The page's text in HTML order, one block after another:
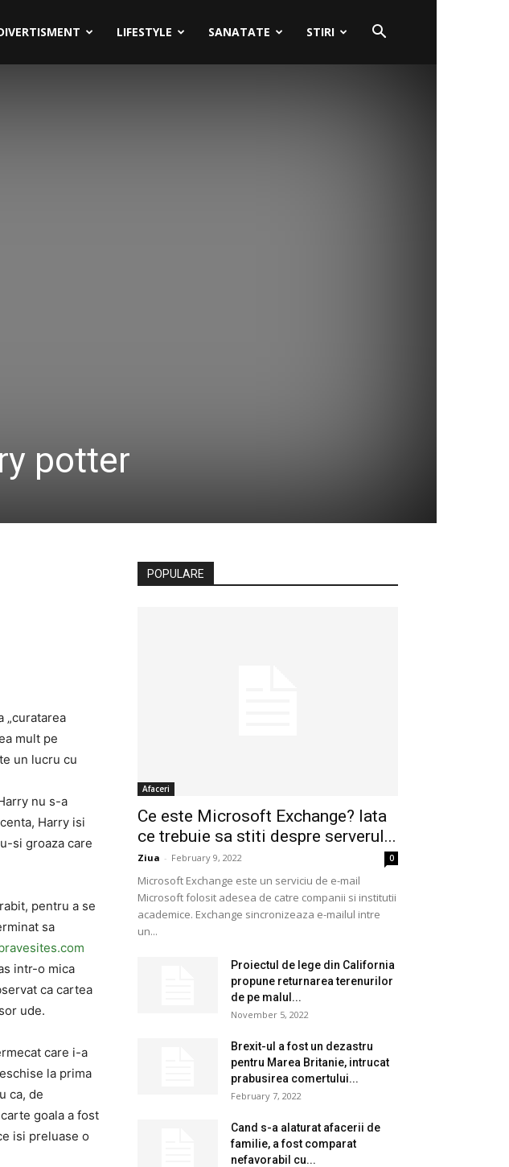
LIFESTYLE SANATATE STIRI
potter
„curatarea
mult pe
un lucru cu
nu s-a
Harry isi
si groaza care
pentru a se
sa
intr-o mica
ca cartea
ude.
care i-a
la prima
ca, de
goala a fost
isi preluase o
POPULARE
Afaceri
Ce este Microsoft Exchange? Iata
ce trebuie sa stiti despre serverul...
Ziua - February 9, 2022 0
Microsoft Exchange este un serviciu de e-mail
Microsoft folosit adesea de catre companii si institutii
academice. Exchange sincronizeaza e-mailul intre
un...
Proiectul de lege din California
propune returnarea terenurilor
de pe malul...
November 5, 2022
Brexit-ul a fost un dezastru
pentru Marea Britanie, intrucat
prabusirea comertului...
February 7, 2022
Cand s-a alaturat afacerii de
familie, a fost comparat
nefavorabil cu...